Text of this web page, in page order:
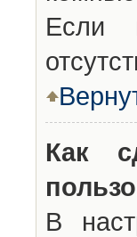
Если
Как
В